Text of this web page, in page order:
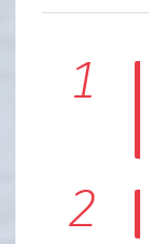
1
2